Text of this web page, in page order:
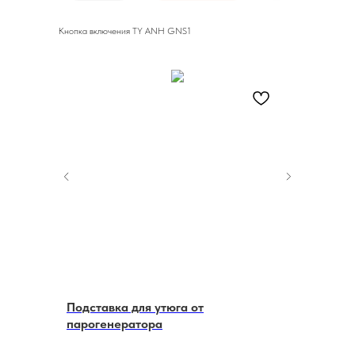
Кнопка включения TY ANH GNS1
Подставка для утюга от
парогенератора